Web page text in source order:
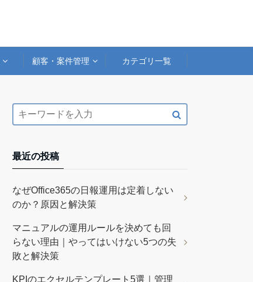
顧客・案件管理 カテゴリ一覧
最近の投稿
なぜOffice365の日報運用は定着しない
のか？原因と解決策
マニュアルの運用ルールを決めても回
らない理由｜やってはいけない5つの失
敗と解決策
KPIのエクセルテンプレート5選｜管理